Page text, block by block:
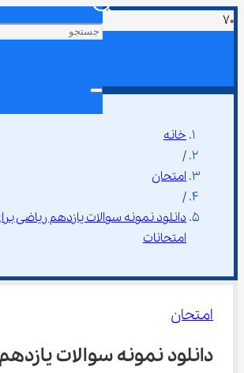
خانه
/
امتحان
/
دانلود نمونه سوالات یازدهم ریاضی
امتحانات
امتحان
دانلود نمونه سوالات